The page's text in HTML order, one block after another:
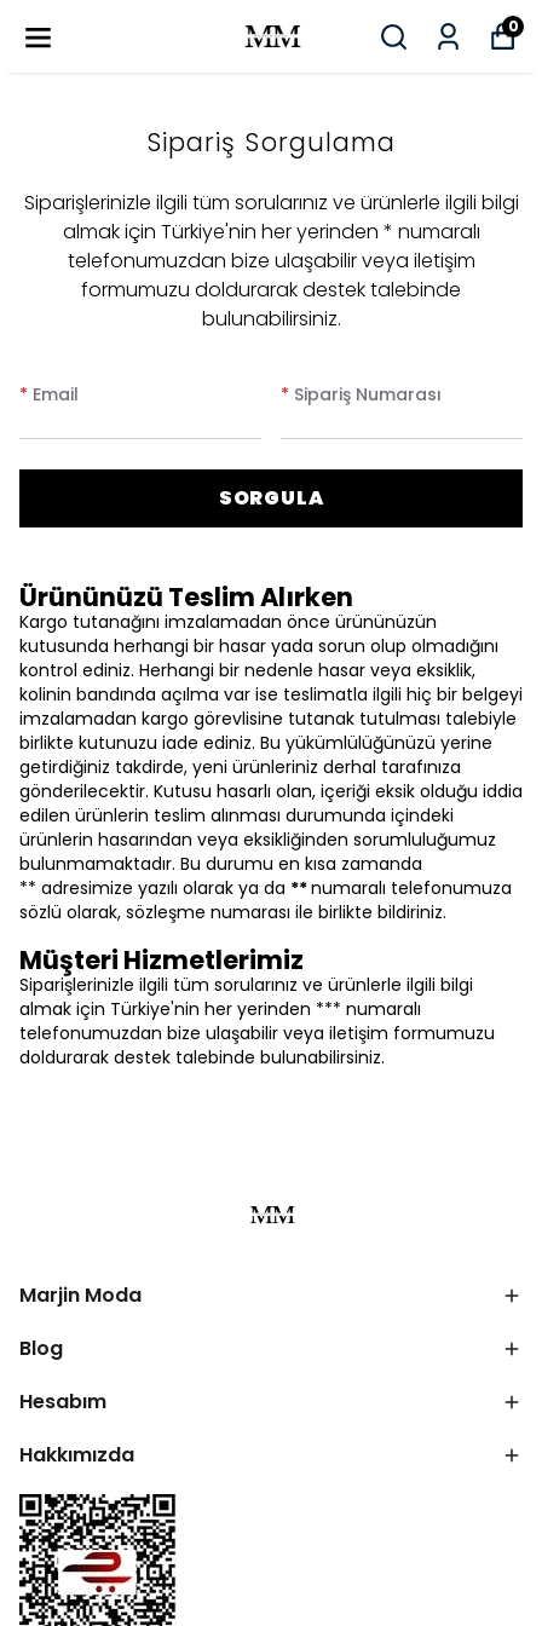
0
Sipariş Sorgulama
Siparişlerinizle ilgili tüm sorularınız ve ürünlerle ilgili bilgi
almak için Türkiye'nin her yerinden * numaralı
telefonumuzdan bize ulaşabilir veya iletişim
formumuzu doldurarak destek talebinde
bulunabilirsiniz.
* Email * Sipariş Numarası
SORGULA
Ürününüzü Teslim Alırken
Kargo tutanağını imzalamadan önce ürününüzün
kutusunda herhangi bir hasar yada sorun olup olmadığını
kontrol ediniz. Herhangi bir nedenle hasar veya eksiklik,
kolinin bandında açılma var ise teslimatla ilgili hiç bir belgeyi
imzalamadan kargo görevlisine tutanak tutulması talebiyle
birlikte kutunuzu iade ediniz. Bu yükümlülüğünüzü yerine
getirdiğiniz takdirde, yeni ürünleriniz derhal tarafınıza
gönderilecektir. Kutusu hasarlı olan, içeriği eksik olduğu iddia
edilen ürünlerin teslim alınması durumunda içindeki
ürünlerin hasarından veya eksikliğinden sorumluluğumuz
bulunmamaktadır. Bu durumu en kısa zamanda
** adresimize yazılı olarak ya da **numaralı telefonumuza
sözlü olarak, sözleşme numarası ile birlikte bildiriniz.
Müşteri Hizmetlerimiz
Siparişlerinizle ilgili tüm sorularınız ve ürünlerle ilgili bilgi
almak için Türkiye'nin her yerinden *** numaralı
telefonumuzdan bize ulaşabilir veya iletişim formumuzu
doldurarak destek talebinde bulunabilirsiniz.
Marjin Moda
Blog
Hesabım
Hakkımızda